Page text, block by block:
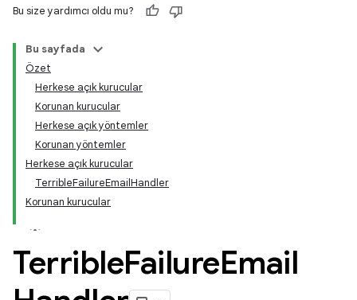
Bu size yardımcı oldu mu?
Bu sayfada
Özet
Herkese açık kurucular
Korunan kurucular
Herkese açık yöntemler
Korunan yöntemler
Herkese açık kurucular
TerribleFailureEmailHandler
Korunan kurucular
TerribleFailureEmail